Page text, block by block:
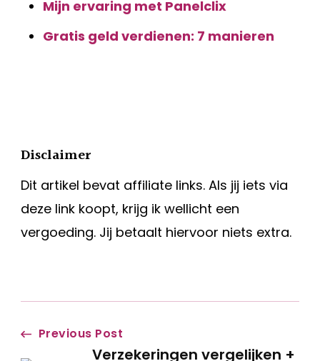
Mijn ervaring met Panelclix
Gratis geld verdienen: 7 manieren
Disclaimer
Dit artikel bevat affiliate links. Als jij iets via
deze link koopt, krijg ik wellicht een
vergoeding. Jij betaalt hiervoor niets extra.
Post
Previous Post
Verzekeringen vergelijken +